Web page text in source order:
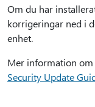
Om du har
korrigeringar ned i
enhet.
Mer information om
Security Update